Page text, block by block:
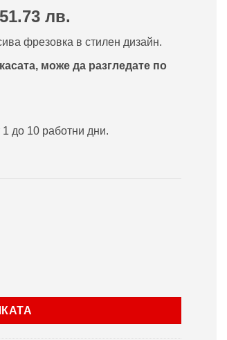
лв.
е:
640.00€
фрезовка в стилен дизайн.
може да разгледате по
1 до 10 работни дни.